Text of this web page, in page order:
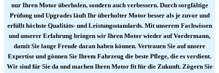
nur Ihren Motor überholen, sondern auch verbessern. Durch sorgfältige
Prüfung und Upgrades läuft Ihr überholter Motor besser als je zuvor und
erfüllt höchste Qualitäts- und Leistungsstandards. Mit unserem Fachwissen
und unserer Erfahrung bringen wir Ihren Motor wieder auf Vordermann,
damit Sie lange Freude daran haben können. Vertrauen Sie auf unsere
Expertise und gönnen Sie Ihrem Fahrzeug die beste Pflege, die es verdient.
Wir sind für Sie da und machen Ihren Motor fit für die Zukunft. Zögern Sie